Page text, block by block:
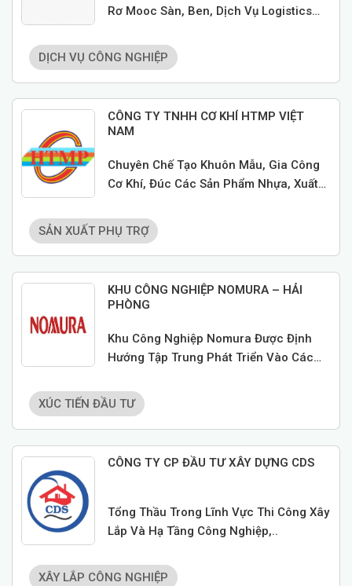
DỊCH VỤ CÔNG NGHIỆP
Rơ Mooc Sàn, Ben, Dịch Vụ Logistics
CÔNG TY TNHH CƠ KHÍ HTMP VIỆT
NAM
SẢN XUẤT PHỤ TRỢ
Chuyên Chế Tạo Khuôn Mẫu, Gia Công
Cơ Khí, Đúc Các Sản Phẩm Nhựa, Xuất
Doanh.
KHU CÔNG NGHIỆP NOMURA – HẢI
PHÒNG
XÚC TIẾN ĐẦU TƯ
Khu Công Nghiệp Nomura Được Định
Hướng Tập Trung Phát Triển Vào Các
Cơ Khí Chính Xác; Linh Kiện Thiết Bị
Điện, Điện Tử,...
CÔNG TY CP ĐẦU TƯ XÂY DỰNG CDS
XÂY LẮP CÔNG NGHIỆP
Tổng Thầu Trong Lĩnh Vực Thi Công Xây
Lắp Và Hạ Tầng Công Nghiệp,..